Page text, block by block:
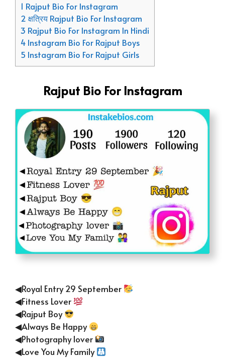
1 Rajput Bio For Instagram
2 क्षत्रिय Rajput Bio For Instagram
3 Rajput Bio For Instagram In Hindi
4 Instagram Bio For Rajput Boys
5 Instagram Bio For Rajput Girls
Rajput Bio For Instagram
◀Royal Entry 29 September
◀Fitness Lover
◀Rajput Boy
◀Always Be Happy
◀Photography lover
◀Love You My Family